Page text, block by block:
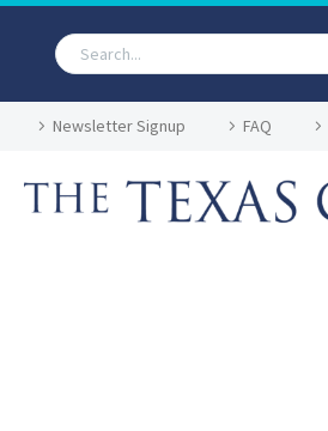
Newsletter Signup FAQ